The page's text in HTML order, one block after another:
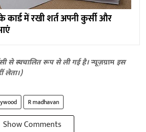
में रखी शर्त अपनी कुर्सी और
से स्वचालित रूप से ली गई है।न्यूज़ग्राम इस
लेता।)
R madhavan
Show Comments